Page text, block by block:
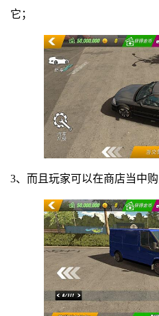
它；
3、而且玩家可以在商店当中